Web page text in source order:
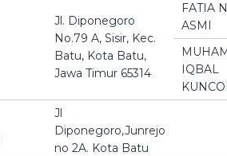
Jl. Diponegoro
No.79 A, Sisir, Kec.
Batu, Kota Batu,
Jawa Timur 65314
FATIA
ASMI
IQBAL
Jl
Diponegoro,Junrejo
no 2A. Kota Batu